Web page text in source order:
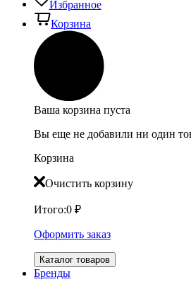
Избранное
Корзина
Ваша корзина пуста
Вы еще не добавили ни один
Корзина
Очистить корзину
Итого:0 ₽
Оформить заказ
Каталог товаров
Бренды